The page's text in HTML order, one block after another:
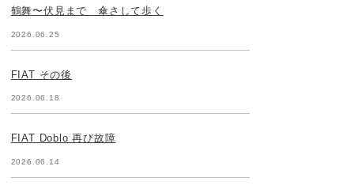
鶴舞〜伏見まで 傘さして歩く
2026.06.25
FIAT その後
2026.06.18
FIAT Doblo 再び故障
2026.06.14